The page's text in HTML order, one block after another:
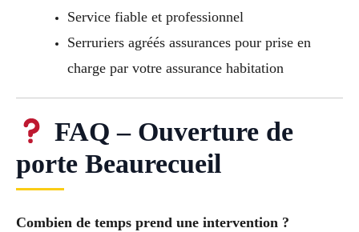
Service fiable et professionnel
Serruriers agréés assurances pour prise en
charge par votre assurance habitation
FAQ – Ouverture de
porte Beaurecueil
Combien de temps prend une intervention ?